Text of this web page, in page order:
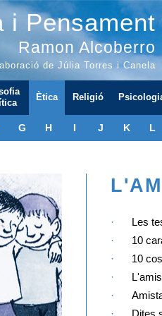
i Pensament
Ramon Alcoberro
de Júlia Torres i Canela
·
·
·
·
·
·
Les
10
10
Dites
G H I J K L
Ètica Religió